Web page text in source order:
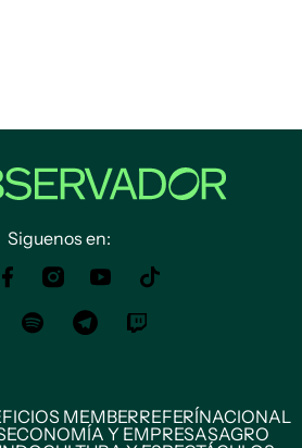
Siguenos en:
MEMBERREFERÍNACIONAL
ECONOMÍA Y EMPRESASAGRO